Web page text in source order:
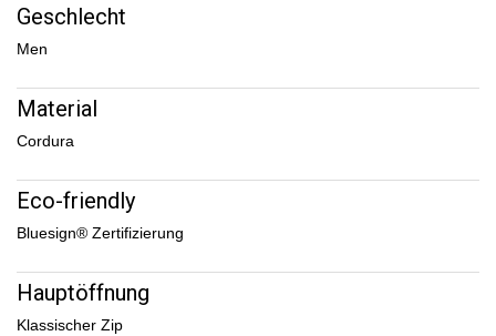
Geschlecht
Men
Material
Cordura
Eco-friendly
Bluesign® Zertifizierung
Hauptöffnung
Klassischer Zip